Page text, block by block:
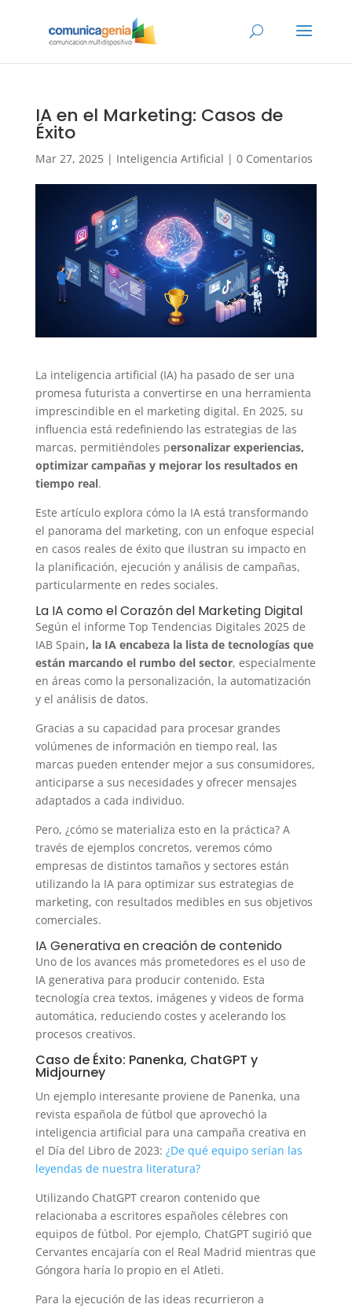
IA en el Marketing: Casos de
Éxito
Mar 27, 2025| Inteligencia Artificial | 0 Comentarios
La inteligencia artificial (IA) ha pasado de ser una
promesa futurista a convertirse en una herramienta
imprescindible en el marketing digital. En 2025, su
influencia está redefiniendo las estrategias de las
marcas, permitiéndoles personalizar experiencias,
optimizar campañas y mejorar los resultados en
tiempo real.
Este artículo explora cómo la IA está transformando
el panorama del marketing, con un enfoque especial
en casos reales de éxito que ilustran su impacto en
la planificación, ejecución y análisis de campañas,
particularmente en redes sociales.
La IA como el Corazón del Marketing Digital
Según el informe Top Tendencias Digitales 2025 de
IAB Spain, la IA encabeza la lista de tecnologías que
están marcando el rumbo del sector, especialmente
en áreas como la personalización, la automatización
y el análisis de datos.
Gracias a su capacidad para procesar grandes
volúmenes de información en tiempo real, las
marcas pueden entender mejor a sus consumidores,
anticiparse a sus necesidades y ofrecer mensajes
adaptados a cada individuo.
Pero, ¿cómo se materializa esto en la práctica? A
través de ejemplos concretos, veremos cómo
empresas de distintos tamaños y sectores están
utilizando la IA para optimizar sus estrategias de
marketing, con resultados medibles en sus objetivos
comerciales.
IA Generativa en creación de contenido
Uno de los avances más prometedores es el uso de
IA generativa para producir contenido. Esta
tecnología crea textos, imágenes y videos de forma
automática, reduciendo costes y acelerando los
procesos creativos.
Caso de Éxito: Panenka, ChatGPT y
Midjourney
Un ejemplo interesante proviene de Panenka, una
revista española de fútbol que aprovechó la
inteligencia artificial para una campaña creativa en
el Día del Libro de 2023: ¿De qué equipo serían las
leyendas de nuestra literatura?
Utilizando ChatGPT crearon contenido que
relacionaba a escritores españoles célebres con
equipos de fútbol. Por ejemplo, ChatGPT sugirió que
Cervantes encajaría con el Real Madrid mientras que
Góngora haría lo propio en el Atleti.
Para la ejecución de las ideas recurrieron a